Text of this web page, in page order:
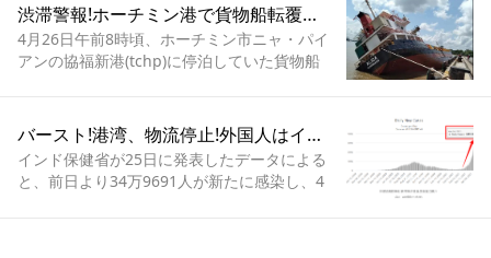
渋滞警報!ホーチミン港で貨物船転覆事故、コンテナ18個が川に転落!
4月26日午前8時頃、ホーチミン市ニャ・パイ
アンの協福新港(tchp)に停泊していた貨物船
バースト!港湾、物流停止!外国人はインドのリスクに注意!
インド保健省が25日に発表したデータによる
と、前日より34万9691人が新たに感染し、4